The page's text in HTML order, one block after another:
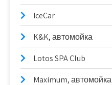
IceCar
K&K, автомойка
Lotos SPA Club
Maximum, автомойка